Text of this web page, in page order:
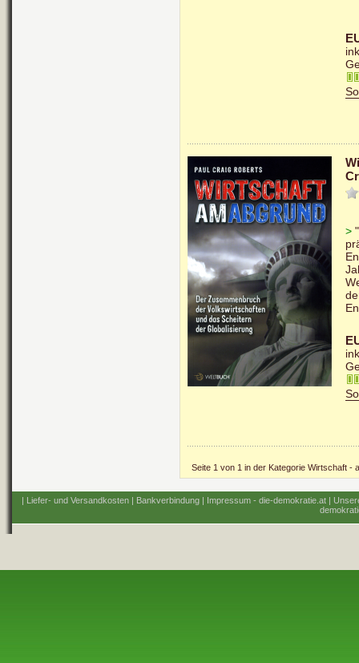
>
Seite 1 von 1 in der Kategorie Wirtschaft -
| Liefer- und Versandkosten | Bankverbindung | Impressum - die-demokratie.at |